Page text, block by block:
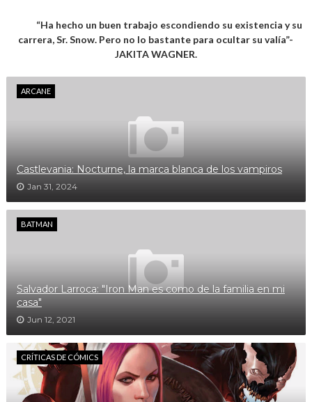
“Ha hecho un buen trabajo escondiendo su existencia y su
carrera, Sr. Snow. Pero no lo bastante para ocultar su valía”-
JAKITA WAGNER.
ARCANE
Castlevania: Nocturne, la marca blanca de los vampiros
Jan 31, 2024
BATMAN
Salvador Larroca: "Iron Man es como de la familia en mi
casa"
Jun 12, 2021
CRÍTICAS DE CÓMICS